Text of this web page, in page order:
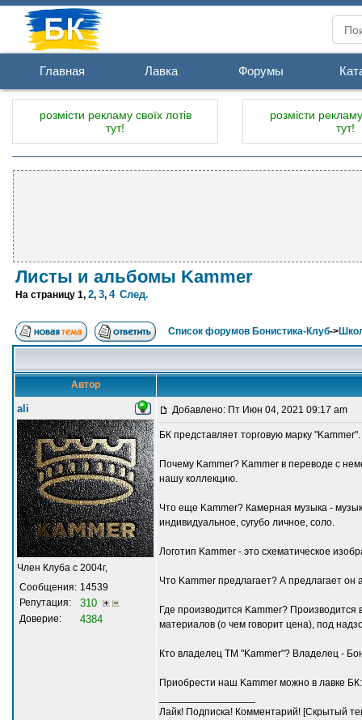
Главная Лавка Форумы
розмісти рекламу своїх лотів
тут!
розмісти
тут!
Листы и альбомы Kammer
На страницу 1, 2, 3, 4 След.
Список форумов Бонистика-Клуб->
Автор
ali
Член Клуба с 2004г,
Сообщения: 14539
Репутация:
310
Доверие: 4384
Добавлено: Пт Июн 04, 2021 09:17 am
БК представляет торговую марку "Kammer".
Почему Kammer? Kammer в переводе с
нашу коллекцию.
Что еще Kammer? Камерная музыка -
индивидуальное, сугубо личное, соло.
Логотип Kammer - это схематическое
Что Kammer предлагает? А предлагает
Где производится Kammer? Производится
материалов (о чем говорит цена), под
Кто владелец ТМ "Kammer"? Владелец -
Приобрести наш Kammer можно в лавке
Лайк! Подписка! Комментарий! [Скрытый